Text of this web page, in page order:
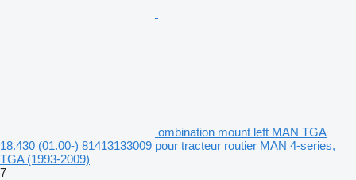
ombination mount left MAN TGA
18.430 (01.00-) 81413133009 pour tracteur routier MAN 4-series,
TGA (1993-2009)
7